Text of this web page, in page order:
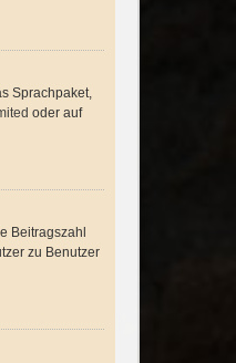
Sprachpaket,
oder auf
Beitragszahl
zu Benutzer